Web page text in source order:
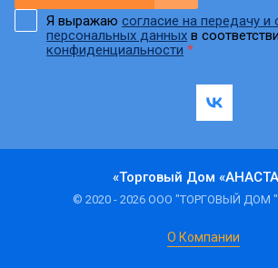
Я выражаю согласие на передачу и
персональных данных в
конфиденциальности *
«Торговый Дом
© 2020 - 2026 ООО "ТОРГОВЫЙ ДОМ
О Компании